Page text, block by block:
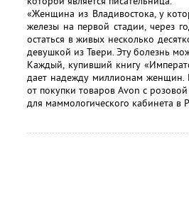
«Женщина из Владивостока, у
железы на первой стадии, через
остаться в живых несколько
девушкой из Твери. Эту болезнь
Каждый, купивший книгу
дает надежду миллионам женщин.
от покупки товаров Avon с
для маммологического кабинета